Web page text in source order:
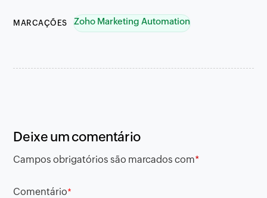
MARCAÇÕES Zoho Marketing Automation
Deixe um comentário
Campos obrigatórios são marcados com*
Comentário*